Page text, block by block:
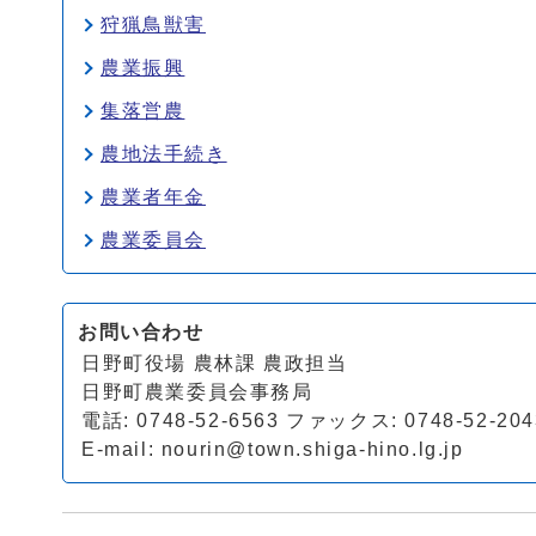
狩猟鳥獣害
農業振興
集落営農
農地法手続き
農業者年金
農業委員会
お問い合わせ
日野町役場 農林課 農政担当
日野町農業委員会事務局
電話: 0748-52-6563 ファックス: 0748-52-
E-mail: nourin@town.shiga-hino.lg.jp